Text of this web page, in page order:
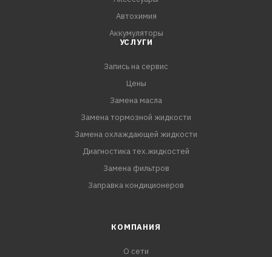
Автохимия
Аккумуляторы
УСЛУГИ
Запись на сервис
Цены
Замена масла
Замена тормозной жидкости
Замена охлаждающей жидкости
Диагностика тех.жидкостей
Замена фильтров
Заправка кондиционеров
КОМПАНИЯ
О сети